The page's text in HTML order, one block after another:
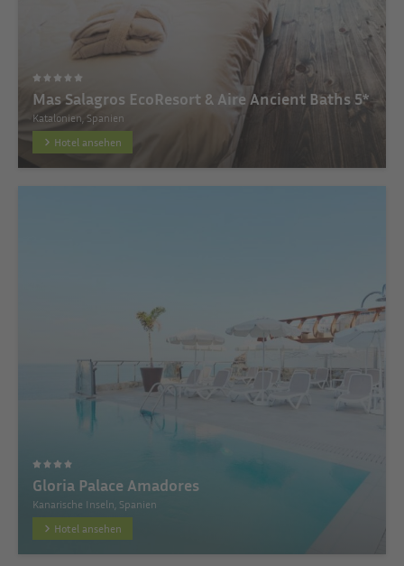
Mas Salagros EcoResort & Aire Ancient Baths 5*
Katalonien, Spanien
Hotel ansehen
Gloria Palace Amadores
Kanarische Inseln, Spanien
Hotel ansehen